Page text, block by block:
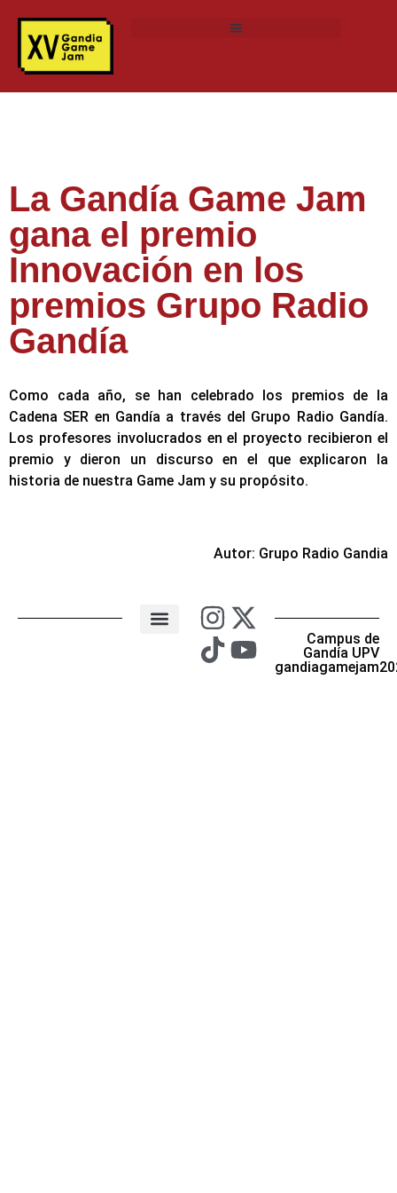
La Gandía Game Jam
gana el premio
Innovación en los
premios Grupo Radio
Gandía
Como cada año, se han celebrado los premios de la
Cadena SER en Gandía a través del Grupo Radio Gandía.
Los profesores involucrados en el proyecto recibieron el
premio y dieron un discurso en el que explicaron la
historia de nuestra Game Jam y su propósito.
Autor: Grupo Radio Gandia
Campus de
Gandía UPV